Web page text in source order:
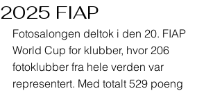
2025 FIAP
Fotosalongen deltok i den 20. FIAP
World Cup for klubber, hvor 206
fotoklubber fra hele verden var
representert. Med totalt 529 poeng